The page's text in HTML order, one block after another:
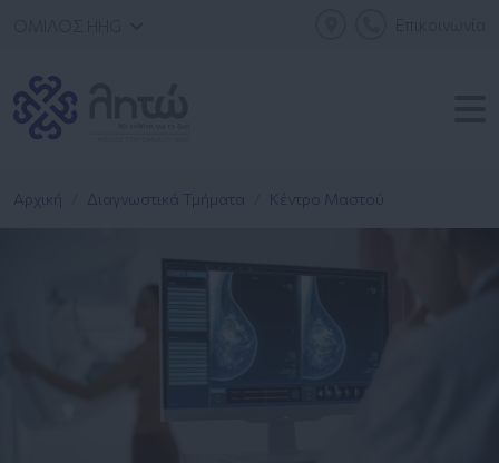
Αρχική Διαγνωστικά Τμήματα Κέντρο Μαστού